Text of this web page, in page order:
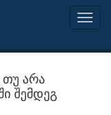
თუ არა
შემდეგ